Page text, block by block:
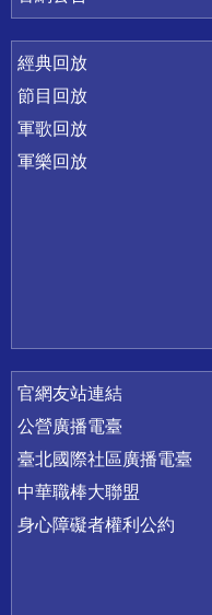
經典回放
節目回放
軍歌回放
軍樂回放
官網友站連結
公營廣播電臺
臺北國際社區廣播電臺
中華職棒大聯盟
身心障礙者權利公約